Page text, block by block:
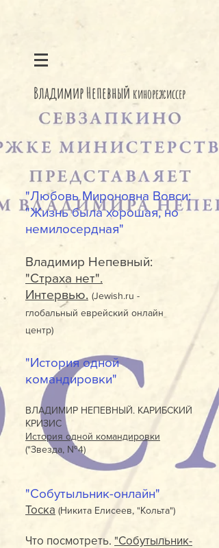
Владимир Непевный кинорежиссер
"Любовь Мироновна Вовси:
"Жизнь была хорошая, но
немилосердная"
Владимир Непевный:
"Страха нет".
Интервью. (Jewish.ru -
глобальный еврейский онлайн
центр)
"История одной
командировки"
ВЛАДИМИР НЕПЕВНЫЙ. КАРИБСКИЙ
КРИЗИС
История одной командировки
("Звезда, №4)
"Собутыльник-онлайн"
Тоска (Никита Елисеев, "Кольта")
Что посмотреть. "Собутыльник-